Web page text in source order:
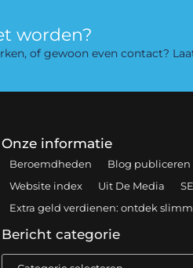
worden?
of gewoon even contact?
Onze informatie
Beroemdheden Blog publiceren
Website index
Uit De Media
Extra geld verdienen: ontdek
Bericht categorie